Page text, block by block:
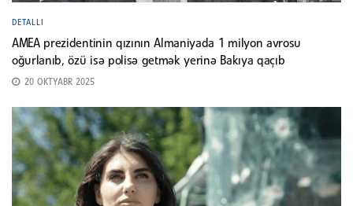
DETALLI
AMEA prezidentinin qızının Almaniyada 1 milyon avrosu
oğurlanıb, özü isə polisə getmək yerinə Bakıya qaçıb
20 OKTYABR 2025